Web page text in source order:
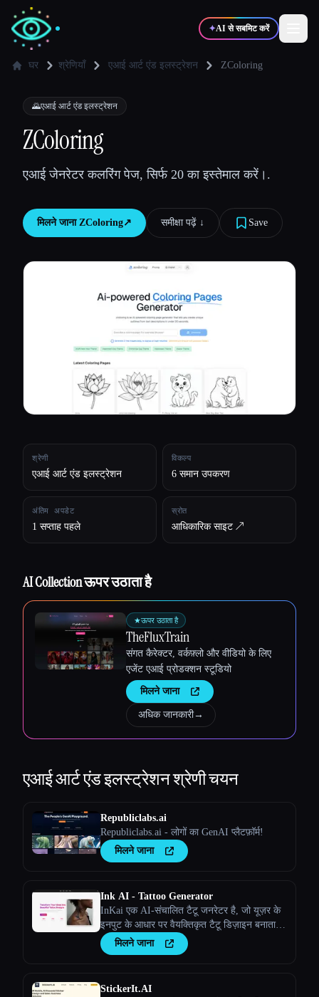
✦AI से सबमिट करें
✍️लेखक
💻
घर श्रेणियाँ एआई आर्ट एंड इलस्ट्रेशन ZColoring
🌄एआई आर्ट एंड इलस्ट्रेशन
ZColoring
एआई जेनरेटर कलरिंग पेज, सिर्फ 20 का इस्तेमाल करें।.
मिलने जाना ZColoring↗︎ समीक्षा पढ़ें ↓︎ Save
श्रेणी
एआई आर्ट एंड इलस्ट्रेशन
विकल्प
6 समान उपकरण
अंतिम अपडेट
1 सप्ताह पहले
स्रोत
आधिकारिक साइट ↗︎
AI Collection ऊपर उठाता है
★ऊपर उठाता है
TheFluxTrain
संगत कैरेक्टर, वर्कफ़्लो और वीडियो के लिए
एजेंट एआई प्रोडक्शन स्टूडियो
मिलने जाना
अधिक जानकारी→
एआई आर्ट एंड इलस्ट्रेशनश्रेणी चयन
Republiclabs.ai
Republiclabs.ai - लोगों का GenAI प्लैटफ़ॉर्म!
मिलने जाना
Ink AI - Tattoo Generator
InKai एक AI-संचालित टैटू जनरेटर है, जो यूज़र के
इनपुट के आधार पर वैयक्तिकृत टैटू डिज़ाइन बनाता
है।
मिलने जाना
StickerIt.AI